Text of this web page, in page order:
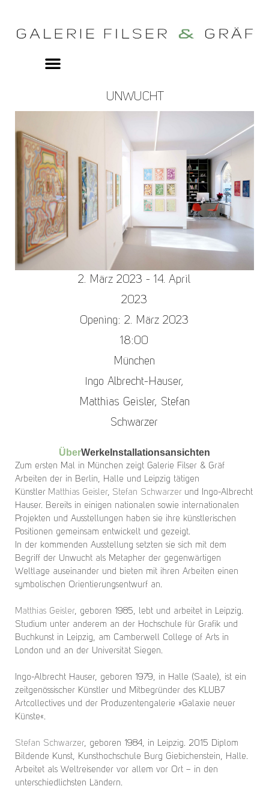
UNWUCHT
2. März 2023 - 14. April
2023
Opening: 2. März 2023
18:00
München
Ingo Albrecht-Hauser,
Matthias Geisler, Stefan
Schwarzer
ÜberWerke Installationsansichten
Zum ersten Mal in München zeigt Galerie Filser & Gräf
Arbeiten der in Berlin, Halle und Leipzig tätigen
Künstler Matthias Geisler, Stefan Schwarzer und Ingo-Albrecht
Hauser. Bereits in einigen nationalen sowie internationalen
Projekten und Ausstellungen haben sie ihre künstlerischen
Positionen gemeinsam entwickelt und gezeigt.
In der kommenden Ausstellung setzten sie sich mit dem
Begriff der Unwucht als Metapher der gegenwärtigen
Weltlage auseinander und bieten mit ihren Arbeiten einen
symbolischen Orientierungsentwurf an.
Matthias Geisler, geboren 1985, lebt und arbeitet in Leipzig.
Studium unter anderem an der Hochschule für Grafik und
Buchkunst in Leipzig, am Camberwell College of Arts in
London und an der Universität Siegen.
Ingo-Albrecht Hauser, geboren 1979, in Halle (Saale), ist ein
zeitgenössischer Künstler und Mitbegründer des KLUB7
Artcollectives und der Produzentengalerie »Galaxie neuer
Künste«.
Stefan Schwarzer, geboren 1984, in Leipzig. 2015 Diplom
Bildende Kunst, Kunsthochschule Burg Giebichenstein, Halle.
Arbeitet als Weltreisender vor allem vor Ort – in den
unterschiedlichsten Ländern.